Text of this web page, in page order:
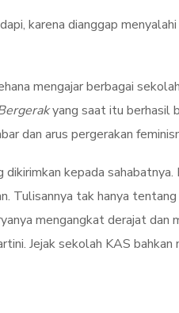
karena dianggap
mengajar berbagai
yang saat itu berhasil
dan arus pergerakan
kepada sahabatnya.
Tulisannya tak hanya
mengangkat derajat dan
Jejak sekolah KAS bahkan